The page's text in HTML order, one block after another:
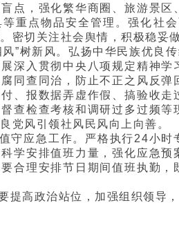
点，强化繁华商圈、旅游景
重点物品安全管理。强化社
密切关注社会舆情，积极稳妥
风”树新风。弘扬中华民族优良
深入贯彻中央八项规定精神
同查同治，防止不正之风反
、报数据弄虚作假、搞验收
查检查考核和调研过多过频
党风引领社风民风向上向善。
守应急工作。严格执行24小
学安排值班力量，强化应急
合理安排节日期间值班执勤
提高政治站位，加强组织领导